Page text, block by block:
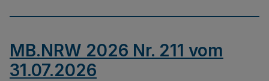
MB.NRW 2026 Nr. 211 vom
31.07.2026